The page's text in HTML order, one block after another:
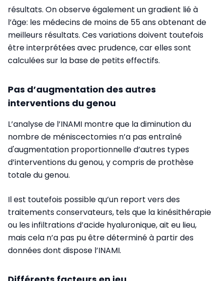
résultats. On observe également un gradient lié à
l’âge: les médecins de moins de 55 ans obtenant de
meilleurs résultats. Ces variations doivent toutefois
être interprétées avec prudence, car elles sont
calculées sur la base de petits effectifs.
Pas d’augmentation des autres
interventions du genou
L’analyse de l’INAMI montre que la diminution du
nombre de méniscectomies n’a pas entraîné
d'augmentation proportionnelle d’autres types
d’interventions du genou, y compris de prothèse
totale du genou.
Il est toutefois possible qu’un report vers des
traitements conservateurs, tels que la kinésithérapie
ou les infiltrations d’acide hyaluronique, ait eu lieu,
mais cela n’a pas pu être déterminé à partir des
données dont dispose l’INAMI.